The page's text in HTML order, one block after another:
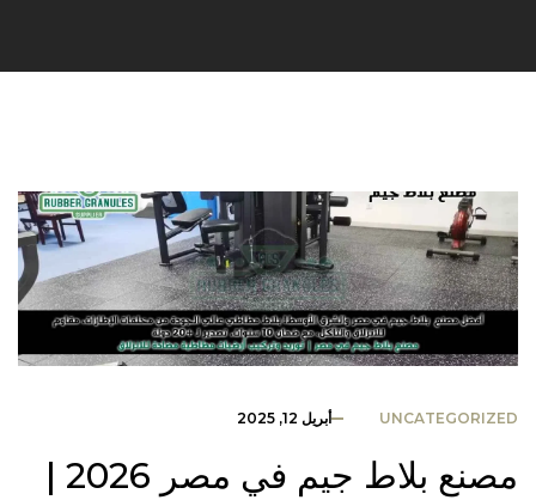
UNCATEGORIZED أبريل 12, 2025
مصنع بلاط جيم في مصر 2026 |